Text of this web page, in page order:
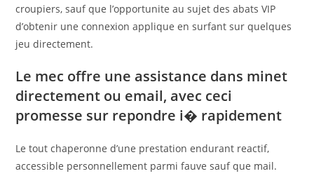
croupiers, sauf que l’opportunite au sujet des abats VIP
d’obtenir une connexion applique en surfant sur quelques
jeu directement.
Le mec offre une assistance dans minet
directement ou email, avec ceci
promesse sur repondre i� rapidement
Le tout chaperonne d’une prestation endurant reactif,
accessible personnellement parmi fauve sauf que mail.